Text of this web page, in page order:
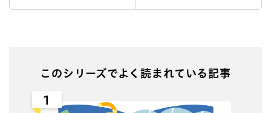
このシリーズでよく読まれている記事
1